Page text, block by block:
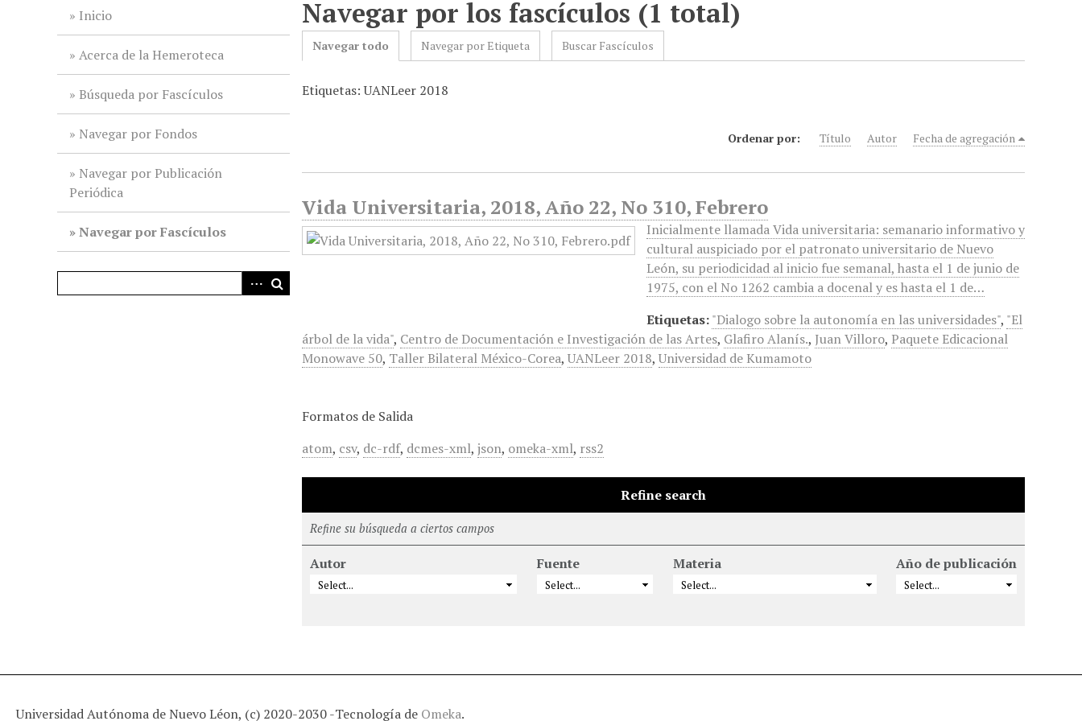
Inicio
Acerca de la Hemeroteca
Búsqueda por Fascículos
Navegar por Fondos
Navegar por Publicación
Periódica
Navegar por Fascículos
Navegar por los fascículos (1 total)
Navegar todo Navegar por Etiqueta Buscar Fascículos
Etiquetas: UANLeer 2018
Ordenar por: Título Autor Fecha de agregación
Vida Universitaria, 2018, Año 22, No 310, Febrero
Inicialmente llamada Vida universitaria: semanario informativo y
cultural auspiciado por el patronato universitario de Nuevo
León, su periodicidad al inicio fue semanal, hasta el 1 de junio de
1975, con el No 1262 cambia a docenal y es hasta el 1 de…
Etiquetas:"Dialogo sobre la autonomía en las universidades", "El
árbol de la vida", Centro de Documentación e Investigación de las Artes, Glafiro Alanís., Juan Villoro, Paquete Edicacional
Monowave 50, Taller Bilateral México-Corea,UANLeer 2018,Universidad de Kumamoto
Formatos de Salida
atom, csv, dc-rdf, dcmes-xml,json, omeka-xml, rss2
Refine search
Refine su búsqueda a ciertos campos
Autor Fuente Materia Año de publicación
Universidad Autónoma de Nuevo Léon, (c) 2020-2030 -Tecnología de Omeka.